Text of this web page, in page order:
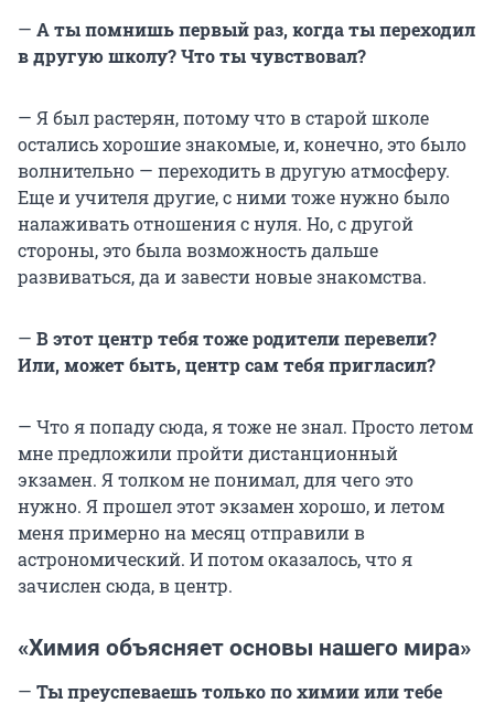
— А ты помнишь первый раз, когда ты переходил
в другую школу? Что ты чувствовал?
— Я был растерян, потому что в старой школе
остались хорошие знакомые, и, конечно, это было
волнительно — переходить в другую атмосферу.
Еще и учителя другие, с ними тоже нужно было
налаживать отношения с нуля. Но, с другой
стороны, это была возможность дальше
развиваться, да и завести новые знакомства.
— В этот центр тебя тоже родители перевели?
Или, может быть, центр сам тебя пригласил?
— Что я попаду сюда, я тоже не знал. Просто летом
мне предложили пройти дистанционный
экзамен. Я толком не понимал, для чего это
нужно. Я прошел этот экзамен хорошо, и летом
меня примерно на месяц отправили в
астрономический. И потом оказалось, что я
зачислен сюда, в центр.
«Химия объясняет основы нашего мира»
— Ты преуспеваешь только по химии или тебе